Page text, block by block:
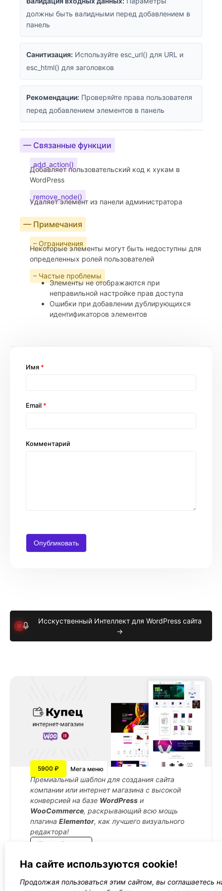
должны быть валидными перед добавлением в
панель
Санитизация: Используйте esc_url() для URL и
esc_html() для заголовков
Рекомендации: Проверяйте права пользователя
перед добавлением элементов в панель
— Связанные функции
add_action()
Добавляет пользовательский код к хукам в
WordPress
remove_node()
Удаляет элемент из панели администратора
— Примечания
– Ограничения
Некоторые элементы могут быть недоступны для
определенных ролей пользователей
– Частые проблемы
Элементы не отображаются при
неправильной настройке прав доступа
Ошибки при добавлении дублирующихся
идентификаторов элементов
Комментарий
Имя *
Email *
Исскуственный Интеллект для WordPress сайта
→
5900 ₽ Мега меню
Премиальный шаблон для создания сайта
компании или интернет магазина с высокой
конверсией на базе WordPress и
WooCommerce, раскрывающий всю мощь
плагина Elementor, как лучшего визуального
редактора!
Подробнее →
На сайте используются cookie!
Продолжая пользоваться этим сайтом, вы соглашаетесь